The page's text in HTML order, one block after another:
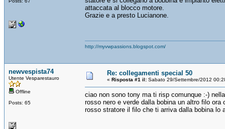
attaccata al blocco motore.
Grazie e a presto Lucianone.
http://myvwpassions.blogspot.com/
newvespista74
Utente Vesparestauro
Offline
Posts: 65
Re: collegamenti special 50
« Risposta #1 il: Sabato 29/Settembre/2012
ciao non sono tony ma ti risp comunque :-)
rosso nero e verde dalla bobina un altro filo
rosso stratore il filo che ti arriva dalla bobina lo